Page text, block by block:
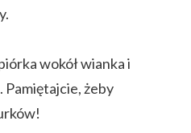
wokół wianka i
Pamiętajcie, żeby